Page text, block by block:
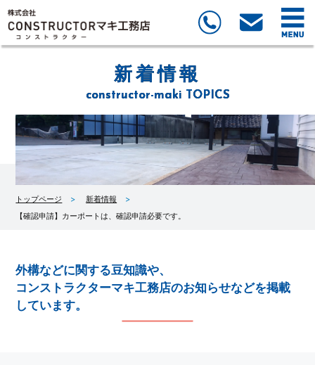
新着情報
constructor-maki TOPICS
トップページ
新着情報
【確認申請】カーポートは、確認申請必要です。
外構などに関する豆知識や、
コンストラクターマキ工務店のお知らせなどを掲載
しています。